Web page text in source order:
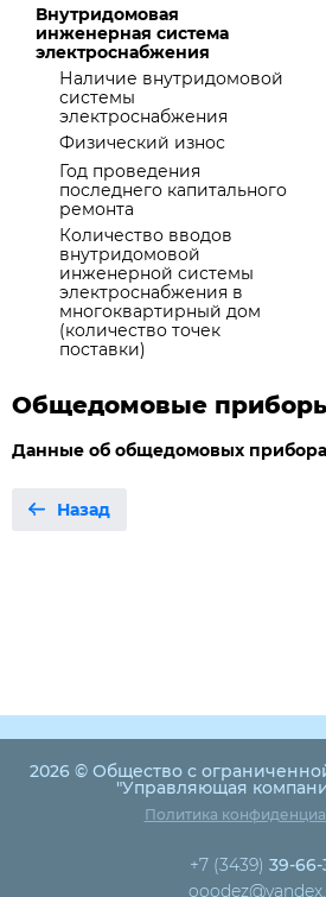
Внутридомовая
инженерная система
электроснабжения
Наличие внутридомовой
системы
электроснабжения
Физический износ
Год проведения
последнего капитального
ремонта
Количество вводов
внутридомовой
инженерной системы
электроснабжения в
многоквартирный дом
(количество точек
поставки)
Общедомовые
Данные об общедомовых
Назад
2026 © Общество с
"Управляющая
Политика
+7 (3439) 39-66-